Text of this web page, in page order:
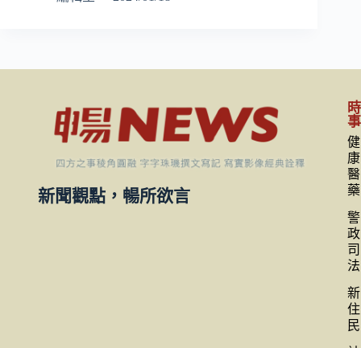
新聞觀點，暢所欲言
時
事
健
康
醫
藥
警
政
司
法
新
住
民